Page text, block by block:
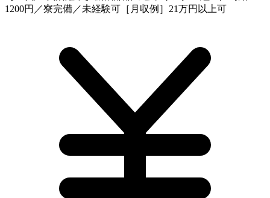
1200円／寮完備／未経験可［月収例］21万円以上可